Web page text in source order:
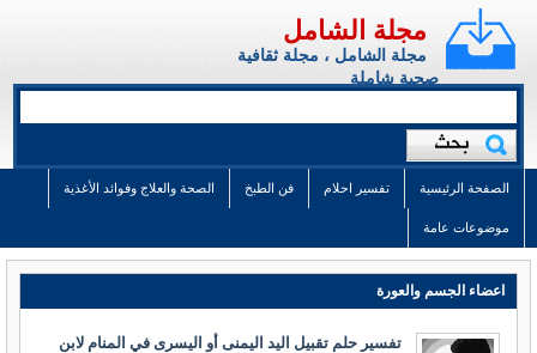
مجلة الشامل
مجلة الشامل ، مجلة ثقافية
صحية شاملة
الصفحة الرئيسية تفسير احلام فن الطبخ الصحة والعلاج وفوائد الأغذية
موضوعات عامة
اعضاء الجسم والعورة
تفسير حلم تقبيل اليد اليمنى أو اليسرى في المنام لابن